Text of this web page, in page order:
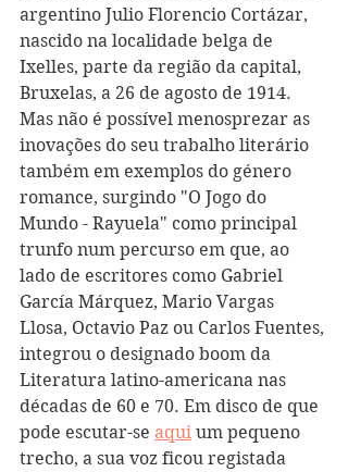
argentino Julio Florencio Cortázar,
nascido na localidade belga de
Ixelles, parte da região da capital,
Bruxelas, a 26 de agosto de 1914.
Mas não é possível menosprezar as
inovações do seu trabalho literário
também em exemplos do género
romance, surgindo "O Jogo do
Mundo - Rayuela" como principal
trunfo num percurso em que, ao
lado de escritores como Gabriel
García Márquez, Mario Vargas
Llosa, Octavio Paz ou Carlos Fuentes,
integrou o designado boom da
Literatura latino-americana nas
décadas de 60 e 70. Em disco de que
pode escutar-se aqui um pequeno
trecho, a sua voz ficou registada